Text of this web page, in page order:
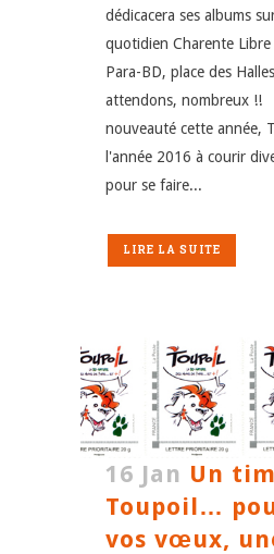
dédicacera ses albums
quotidien Charente Libre
Para-BD, place des
attendons, nombreux !!
nouveauté cette année,
l'année 2016 à courir
pour se faire...
LIRE LA SUITE
16 Jan Un
Toupoil…
vos vœux,